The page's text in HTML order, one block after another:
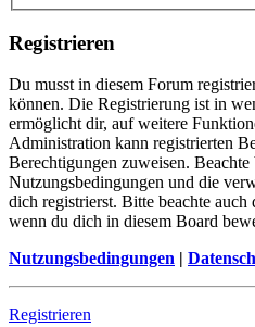
Registrieren
Du musst in diesem Forum
können. Die Registrierung ist in
ermöglicht dir, auf weitere
Administration kann registrierten
Berechtigungen zuweisen. Beachte
Nutzungsbedingungen und die
dich registrierst. Bitte beachte
wenn du dich in diesem Board
Nutzungsbedingungen |
Registrieren